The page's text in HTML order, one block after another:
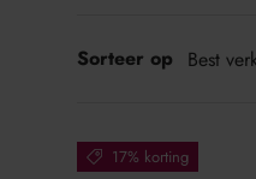
Sorteer op Best
17% korting